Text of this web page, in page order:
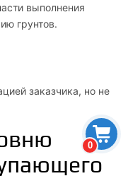
0
выполнения
грунтов.
заказчика, но не